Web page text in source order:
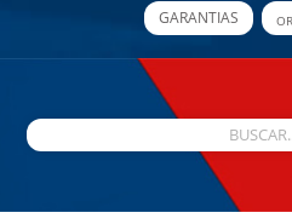
GARANTIAS